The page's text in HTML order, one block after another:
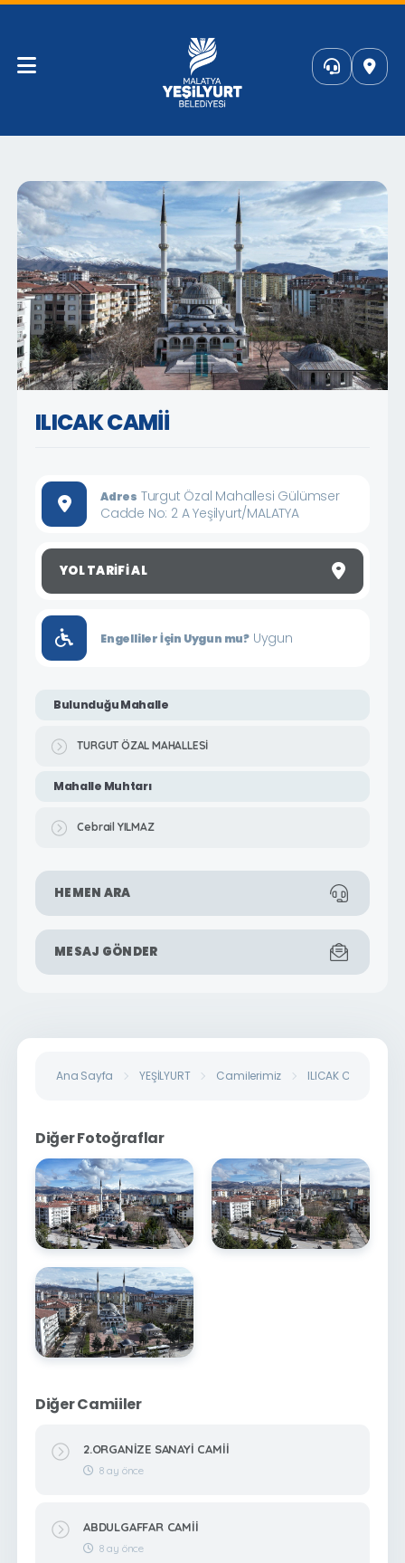
ILICAK CAMİİ
Adres Turgut Özal Mahallesi Gülümser
Cadde No: 2 A Yeşilyurt/MALATYA
YOL TARIFI AL
Engelliler İçin Uygun mu? Uygun
Bulunduğu Mahalle
TURGUT ÖZAL MAHALLESİ
Mahalle Muhtarı
Cebrail YILMAZ
HEMEN ARA
MESAJ GÖNDER
Ana Sayfa YEŞİLYURT Camilerimiz ILICAK CAMİİ
Diğer Fotoğraflar
Diğer Camiiler
2.ORGANİZE SANAYİ CAMİİ
8 ay önce
ABDULGAFFAR CAMİİ
8 ay önce